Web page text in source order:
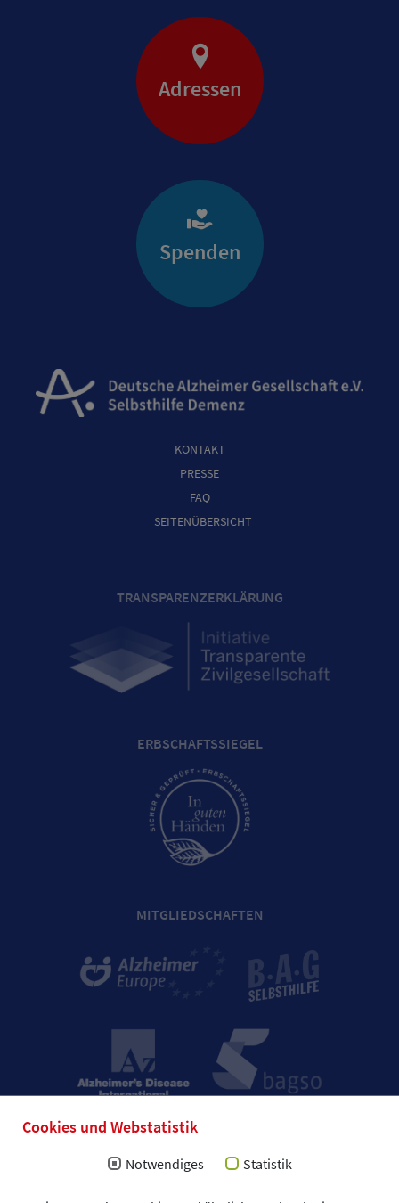
Cookies und Webstatistik
Notwendiges Statistik
Adressen
Spenden
KONTAKT
PRESSE
FAQ
SEITENÜBERSICHT
TRANSPARENZERKLÄRUNG
ERBSCHAFTSSIEGEL
MITGLIEDSCHAFTEN